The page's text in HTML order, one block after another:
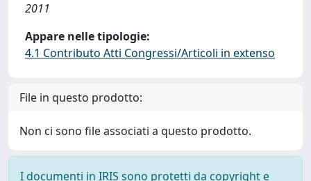
2011
Appare nelle tipologie:
4.1 Contributo Atti Congressi/Articoli in extenso
File in questo prodotto:
Non ci sono file associati a questo prodotto.
I documenti in IRIS sono protetti da copyright e